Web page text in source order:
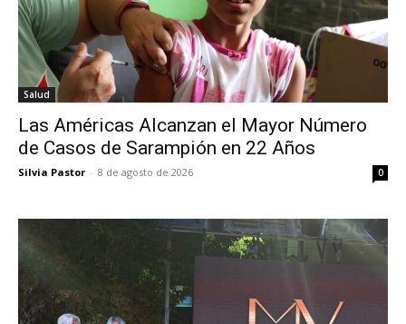
Salud
Las Américas Alcanzan el Mayor Número
de Casos de Sarampión en 22 Años
Silvia Pastor - 8 de agosto de 2026 0